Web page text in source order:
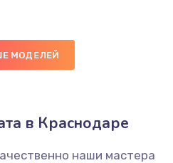
МОДЕЛЕЙ
в Краснодаре
наши мастера